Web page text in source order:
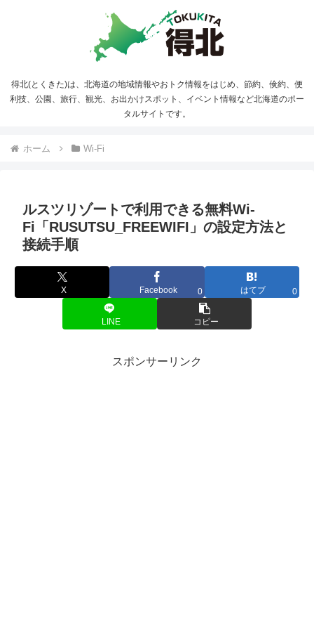
得北(とくきた)は、北海道の地域情報やおトク情報をはじめ、節約、倹約、便
利技、公園、旅行、観光、お出かけスポット、イベント情報など北海道のポー
タルサイトです。
ホーム Wi-Fi
ルスツリゾートで利用できる無料Wi-
Fi「RUSUTSU_FREEWIFI」の設定方法と
接続手順
X Facebook 0 はてブ 0
LINE コピー
スポンサーリンク